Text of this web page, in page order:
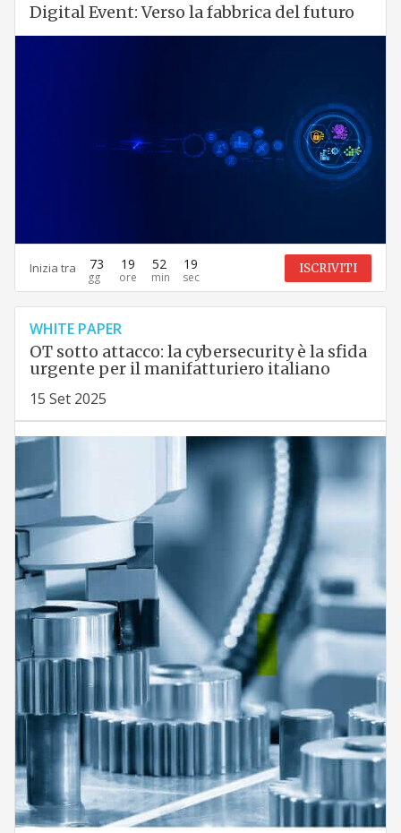
Digital Event: Verso la fabbrica del futuro
Inizia tra 73 19 52 18 ISCRIVITI
WHITE PAPER
OT sotto attacco: la cybersecurity è la sfida
urgente per il manifatturiero italiano
15 Set 2025